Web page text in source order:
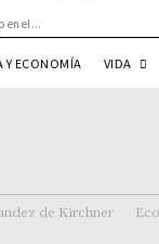
en el...
Y ECONOMÍA VIDA
de Kirchner